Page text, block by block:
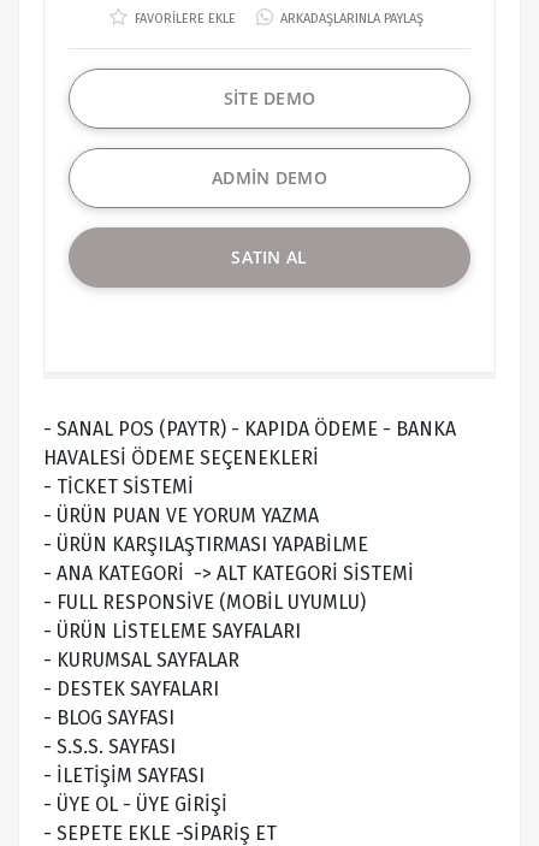
FAVORİLERE EKLE ARKADAŞLARINLA PAYLAŞ
SİTE DEMO
ADMİN DEMO
SATIN AL
- SANAL POS (PAYTR) - KAPIDA ÖDEME - BANKA
HAVALESİ ÖDEME SEÇENEKLERİ
- TİCKET SİSTEMİ
- ÜRÜN PUAN VE YORUM YAZMA
- ÜRÜN KARŞILAŞTIRMASI YAPABİLME
- ANA KATEGORİ -> ALT KATEGORİ SİSTEMİ
- FULL RESPONSİVE (MOBİL UYUMLU)
- ÜRÜN LİSTELEME SAYFALARI
- KURUMSAL SAYFALAR
- DESTEK SAYFALARI
- BLOG SAYFASI
- S.S.S. SAYFASI
- İLETİŞİM SAYFASI
- ÜYE OL - ÜYE GİRİŞİ
- SEPETE EKLE -SİPARİŞ ET